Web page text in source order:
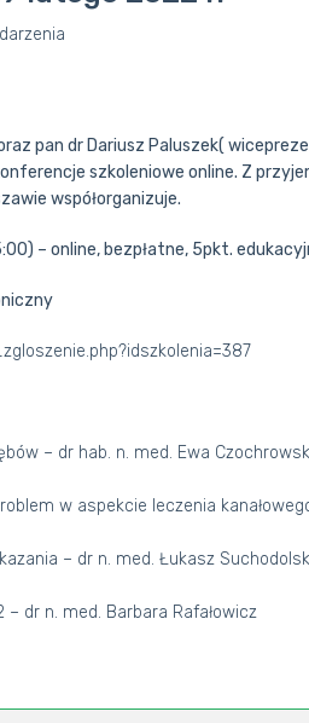
pan dr Dariusz Paluszek(
szkoleniowe online. Z
współorganizuje.
– online, bezpłatne, 5pkt.
– dr hab. n. med. Ewa
w aspekcie leczenia
– dr n. med. Łukasz
dr n. med. Barbara Rafałowicz